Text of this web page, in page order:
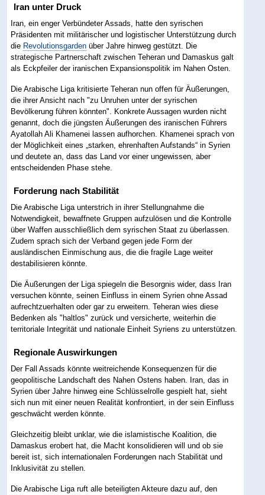
Iran unter Druck
Iran, ein enger Verbündeter Assads, hatte den syrischen
Präsidenten mit militärischer und logistischer Unterstützung durch
die Revolutionsgarden über Jahre hinweg gestützt. Die
strategische Partnerschaft zwischen Teheran und Damaskus galt
als Eckpfeiler der iranischen Expansionspolitik im Nahen Osten.
Die Arabische Liga kritisierte Teheran nun offen für Äußerungen,
die ihrer Ansicht nach "zu Unruhen unter der syrischen
Bevölkerung führen könnten". Konkrete Aussagen wurden nicht
genannt, doch die jüngsten Äußerungen des iranischen Führers
Ayatollah Ali Khamenei lassen aufhorchen. Khamenei sprach von
der Möglichkeit eines „starken, ehrenhaften Aufstands“ in Syrien
und deutete an, dass das Land vor einer ungewissen, aber
entscheidenden Phase stehe.
Forderung nach Stabilität
Die Arabische Liga unterstrich in ihrer Stellungnahme die
Notwendigkeit, bewaffnete Gruppen aufzulösen und die Kontrolle
über Waffen ausschließlich dem syrischen Staat zu überlassen.
Zudem sprach sich der Verband gegen jede Form der
ausländischen Einmischung aus, die die fragile Lage weiter
destabilisieren könnte.
Die Äußerungen der Liga spiegeln die Besorgnis wider, dass Iran
versuchen könnte, seinen Einfluss in einem Syrien ohne Assad
aufrechtzuerhalten oder gar zu erweitern. Teheran wies diese
Bedenken als "haltlos" zurück und versicherte, weiterhin die
territoriale Integrität und nationale Einheit Syriens zu unterstützen.
Regionale Auswirkungen
Der Fall Assads könnte weitreichende Konsequenzen für die
geopolitische Landschaft des Nahen Ostens haben. Iran, das in
Syrien über Jahre hinweg eine Schlüsselrolle gespielt hat, sieht
sich nun mit einer neuen Realität konfrontiert, in der sein Einfluss
geschwächt werden könnte.
Gleichzeitig bleibt unklar, wie die islamistische Koalition, die
Damaskus erobert hat, die Macht konsolidieren will und ob sie
bereit ist, sich internationalen Forderungen nach Stabilität und
Inklusivität zu stellen.
Die Arabische Liga ruft alle beteiligten Akteure dazu auf, den